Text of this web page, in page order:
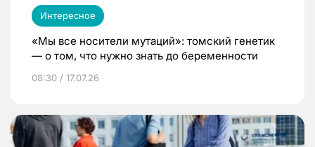
Интересное
«Мы все носители мутаций»: томский генетик
— о том, что нужно знать до беременности
08:30 / 17.07.26